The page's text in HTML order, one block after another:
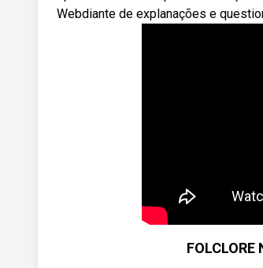
Webdiante de explanações e
FOLCLORE